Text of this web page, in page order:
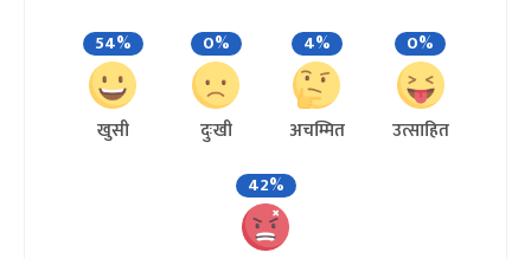
54%
खुसी
0%
दुःखी
4%
अचम्मित
0%
उत्साहित
42%